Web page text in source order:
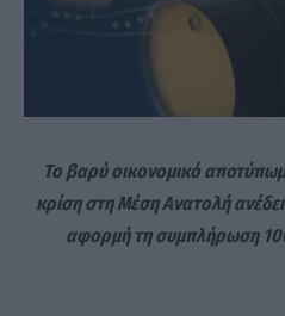
Το βαρύ οικονομικό
κρίση στη Μέση Ανατολή
αφορμή τη συμπλήρωση